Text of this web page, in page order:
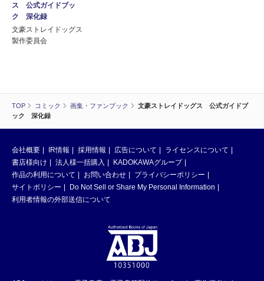
TOP コミック 画集・ファンブック
文豪ストレイドッグス 公式ガイドブ
ック 深化録
ス 公式ガイドブッ
ク 深化録
文豪ストレイドッグス
製作委員会
会社概要 IR情報 採用情報 広告について
ライセンスについて
書店様向け
法人様一括購入
KADOKAWAグループ
作品の利用について
お問い合わせ
プライバシーポリシー
サイトポリシー
Do Not Sell or Share My Personal Information
利用者情報の外部送信について